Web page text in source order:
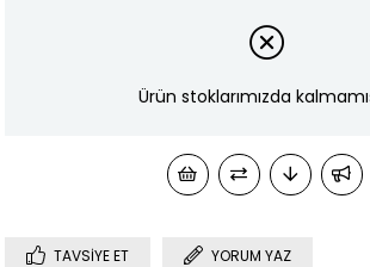
Ürün stoklarımızda
TAVSIYE ET YORUM YAZ